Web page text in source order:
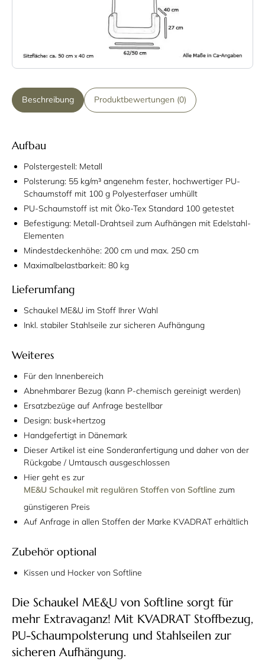
Beschreibung Produktbewertungen (0)
Aufbau
Polstergestell: Metall
Polsterung: 55 kg/m³ angenehm fester, hochwertiger PU-
Schaumstoff mit 100 g Polyesterfaser umhüllt
PU-Schaumstoff ist mit Öko-Tex Standard 100 getestet
Befestigung: Metall-Drahtseil zum Aufhängen mit Edelstahl-
Elementen
Mindestdeckenhöhe: 200 cm und max. 250 cm
Maximalbelastbarkeit: 80 kg
Lieferumfang
Schaukel ME&U im Stoff Ihrer Wahl
Inkl. stabiler Stahlseile zur sicheren Aufhängung
Weiteres
Für den Innenbereich
Abnehmbarer Bezug (kann P-chemisch gereinigt werden)
Ersatzbezüge auf Anfrage bestellbar
Design: busk+hertzog
Handgefertigt in Dänemark
Dieser Artikel ist eine Sonderanfertigung und daher von der
Rückgabe / Umtausch ausgeschlossen
Hier geht es zur
ME&U Schaukel mit regulären Stoffen von Softline zum
günstigeren Preis
Auf Anfrage in allen Stoffen der Marke KVADRAT erhältlich
Zubehör optional
Kissen und Hocker von Softline
Die Schaukel ME&U von Softline sorgt für
mehr Extravaganz! Mit KVADRAT Stoffbezug,
PU-Schaumpolsterung und Stahlseilen zur
sicheren Aufhängung.